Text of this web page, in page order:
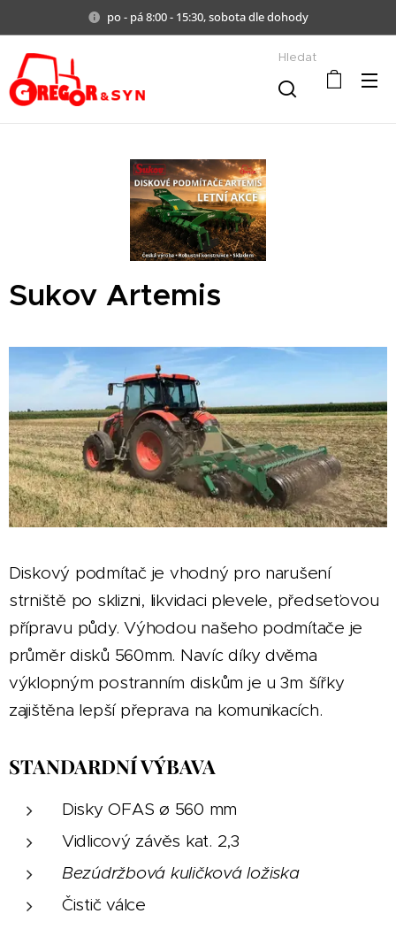
po - pá 8:00 - 15:30, sobota dle dohody
Hledat
Sukov Artemis
Diskový podmítač je vhodný pro narušení
strniště po sklizni, likvidaci plevele, předseťovou
přípravu půdy. Výhodou našeho podmítače je
průměr disků 560mm. Navíc díky dvěma
výklopným postranním diskům je u 3m šířky
zajištěna lepší přeprava na komunikacích.
STANDARDNÍ VÝBAVA
Disky OFAS ø 560 mm
Vidlicový závěs kat. 2,3
Bezúdržbová kuličková ložiska
Čistič válce